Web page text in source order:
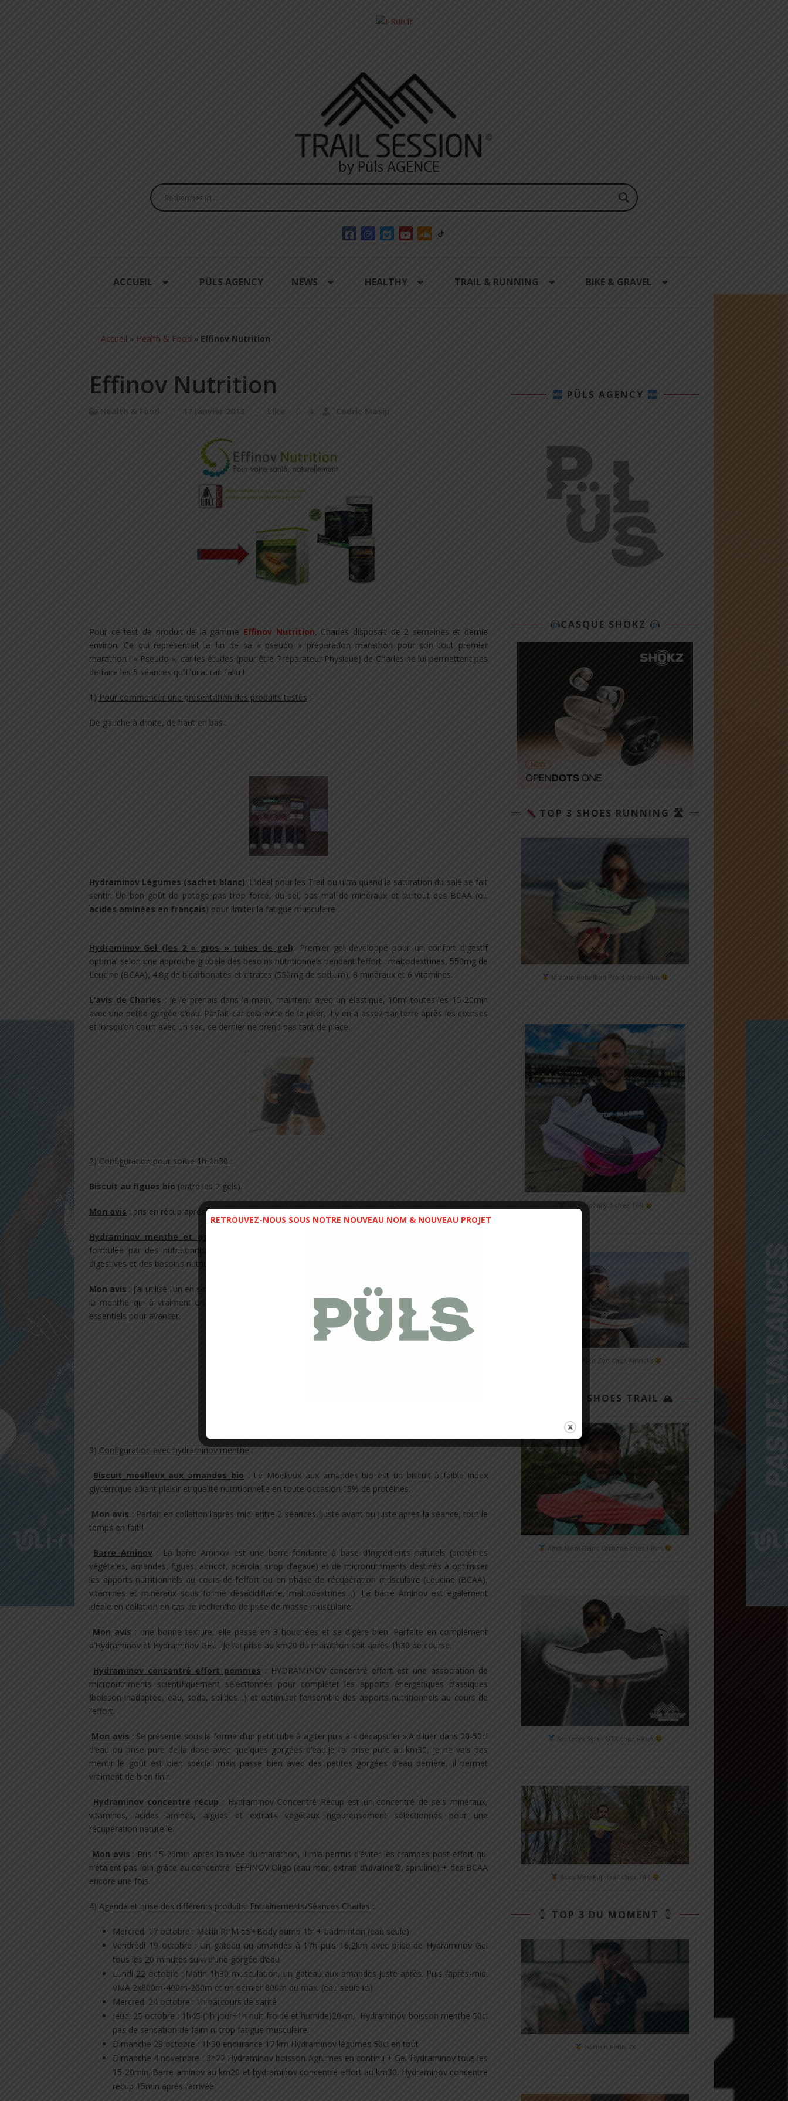
ACCUEIL PÜLS AGENCY NEWS HEALTHY TRAIL & RUNNING BIKE & GRAVEL
Accueil » Health & Food » Effinov Nutrition
Effinov Nutrition
Health & Food 17 janvier 2013 Like 4 Cédric Masip
Pour ce test de produit de la gamme Effinov Nutrition, Charles disposait de 2 semaines et demie
environ. Ce qui représentait la fin de sa « pseudo » préparation marathon pour son tout premier
marathon ! « Pseudo », car les études (pour être Préparateur Physique) de Charles ne lui permettent pas
de faire les 5 séances qu’il lui aurait fallu !
1) Pour commencer une présentation des produits testés :​
De gauche à droite, de haut en bas :
Hydraminov Légumes (sachet blanc): L’idéal pour les Trail ou ultra quand la saturation du salé se fait
sentir. Un bon goût de potage pas trop forcé, du sel, pas mal de minéraux et surtout des BCAA (ou
acides aminées en français) pour limiter la fatigue musculaire .
Hydraminov Gel (les 2 « gros » tubes de gel): Premier gel développé pour un confort digestif
optimal selon une approche globale des besoins nutritionnels pendant l’effort : maltodextrines, 550mg de
Leucine (BCAA), 4.8g de bicarbonates et citrates (550mg de sodium), 8 minéraux et 6 vitamines.
L’avis de Charles : Je le prenais dans la main, maintenu avec un élastique, 10ml toutes les 15-20min
avec une petite gorgée d’eau. Parfait car cela évite de le jeter, il y en a assez par terre après les courses
et lorsqu’on court avec un sac, ce dernier ne prend pas tant de place.
2) Configuration pour sortie 1h-1h30 :​
Biscuit au figues bio (entre les 2 gels).
Mon avis : pris en récup après la marathon, bon goût naturel de figue il passe très bien.
Hydraminov menthe et agrumes
formulée par des nutritionnistes experts selon une approche physiologique globale des contraintes
digestives et des besoins nutritionnels à l’effort.
Mon avis : j’ai utilisé l’un en sortie longue et l’autre au marathon. Super goût, une préférence pour celui à
la menthe qui à vraiment un goût naturel encore une fois associé encore une fois aux nutriments
essentiels pour avancer.
3) Configuration avec hydraminov menthe:
Biscuit moelleux aux amandes bio : Le Moelleux aux amandes bio est un biscuit à faible index
glycémique alliant plaisir et qualité nutritionnelle en toute occasion.15% de protéines.
Mon avis : Parfait en collation l’après-midi entre 2 séances, juste avant ou juste après la séance, tout le
temps en fait !
Barre Aminov: La barre Aminov est une barre fondante à base d’ingrédients naturels (protéines
végétales, amandes, figues, abricot, acérola, sirop d’agave) et de micronutriments destinés à optimiser
les apports nutritionnels au cours de l’effort ou en phase de récupération musculaire (Leucine (BCAA),
vitamines et minéraux sous forme désacidifiante, maltodextrines…). La barre Aminov est également
idéale en collation en cas de recherche de prise de masse musculaire.
Mon avis : une bonne texture, elle passe en 3 bouchées et se digère bien. Parfaite en complément
d’Hydraminov et Hydraminov GEL . Je l’ai prise au km20 du marathon soit après 1h30 de course.
Hydraminov concentré effort pommes : HYDRAMINOV concentré effort est une association de
micronutriments scientifiquement sélectionnés pour compléter les apports énergétiques classiques
(boisson inadaptée, eau, soda, solides…) et optimiser l’ensemble des apports nutritionnels au cours de
l’effort.
Mon avis : Se présente sous la forme d’un petit tube à agiter puis à « décapsuler ».A diluer dans 20-50cl
d’eau ou prise pure de la dose avec quelques gorgées d’eau.Je l’ai prise pure au km30, je ne vais pas
mentir le goût est bien spécial mais passe bien avec des petites gorgées d’eau derrière, il permet
vraiment de bien finir.
Hydraminov concentré récup : Hydraminov Concentré Récup est un concentré de sels minéraux,
vitamines, acides aminés, algues et extraits végétaux rigoureusement sélectionnés pour une
récupération naturelle.
Mon avis : Pris 15-20min après l’arrivée du marathon, il m’a permis d’éviter les crampes post-effort qui
n’étaient pas loin grâce au concentré EFFINOV Oligo (eau mer, extrait d’ulvaline®, spiruline) + des BCAA
encore une fois.
4) Agenda et prise des différents produits: Entraînements/Séances Charles :
​Mercredi 17 octobre : Matin RPM 55’+Body pump 15′ + badminton (eau seule)
​Vendredi 19 octobre : Un gateau au amandes à 17h puis 16,2km avec prise de Hydraminov Gel
tous les 20 minutes suivi d’une gorgée d’eau
​Lundi 22 octobre : Matin 1h30 musculation, un gateau aux amandes juste après. Puis l’après-midi
VMA 2x800m-400m-200m et un dernier 800m au max. (eau seule ici)
​Mercredi 24 octobre : 1h parcours de santé
​Jeudi 25 octobre : 1h45 (1h jour+1h nuit froide et humide)20km, Hydraminov boisson menthe 50cl
pas de sensation de faim ni trop fatigue musculaire.
​Dimanche 28 octobre : 1h30 endurance 17 km Hydraminov légumes 50cl en tout
​Dimanche 4 novembre : 3h22 Hydraminov boisson Agrumes en continu + Gel Hydraminov tous les
15-20min. Barre aminov au km20 et hydraminov concentré effort au km30. Hydraminov concentré
récup 15min après l’arrivée.
PÜLS AGENCY
CASQUE SHOKZ
TOP 3 SHOES RUNNING 🛣
Mizuno Rebellion Pro 3 chez i-Run
Nike Alphafly 3 chez T4R
Mizuno Neo Zen chez Alltricks
TOP 3 SHOES TRAIL 🏔
Altra Mont Blanc Carbone chez i-Run
Arc'teryx Sylan GTX chez i-Run
Asics MetaFuji Trail chez T4R
TOP 3 DU MOMENT
Garmin Fénix 7X
RETROUVEZ-NOUS SOUS NOTRE NOUVEAU NOM & NOUVEAU PROJET